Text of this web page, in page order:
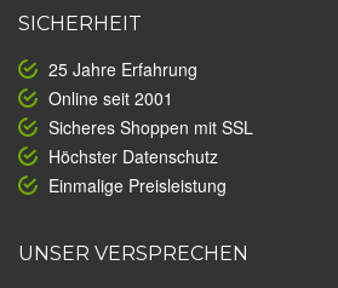
SICHERHEIT
25 Jahre Erfahrung
Online seit 2001
Sicheres Shoppen mit SSL
Höchster Datenschutz
Einmalige Preisleistung
UNSER VERSPRECHEN